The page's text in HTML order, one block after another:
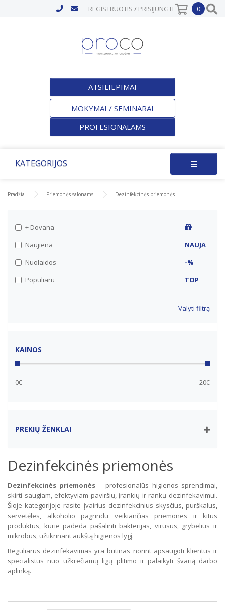
REGISTRUOTIS / PRISIJUNGTI 0
ATSILIEPIMAI
MOKYMAI / SEMINARAI
PROFESIONALAMS
KATEGORIJOS
Pradžia Priemonės salonams Dezinfekcinės priemonės
+ Dovana
Naujiena
NAUJA
Nuolaidos
-%
Populiaru
TOP
Valyti filtrą
KAINOS
0€ 20€
PREKIŲ ŽENKLAI
Dezinfekcinės priemonės
Dezinfekcinės priemonės – profesionalūs higienos sprendimai,
skirti saugiam, efektyviam paviršių, įrankių ir rankų dezinfekavimui.
Šioje kategorijoje rasite įvairius dezinfekcinius skysčius, purškalus,
servetėles, alkoholio pagrindu veikiančias priemones ir kitus
produktus, kurie padeda pašalinti bakterijas, virusus, grybelius ir
mikrobus, užtikrinant aukštą higienos lygį.
Reguliarus dezinfekavimas yra būtinas norint apsaugoti klientus ir
specialistus nuo užkrečiamų ligų plitimo ir palaikyti švarią darbo
aplinką.